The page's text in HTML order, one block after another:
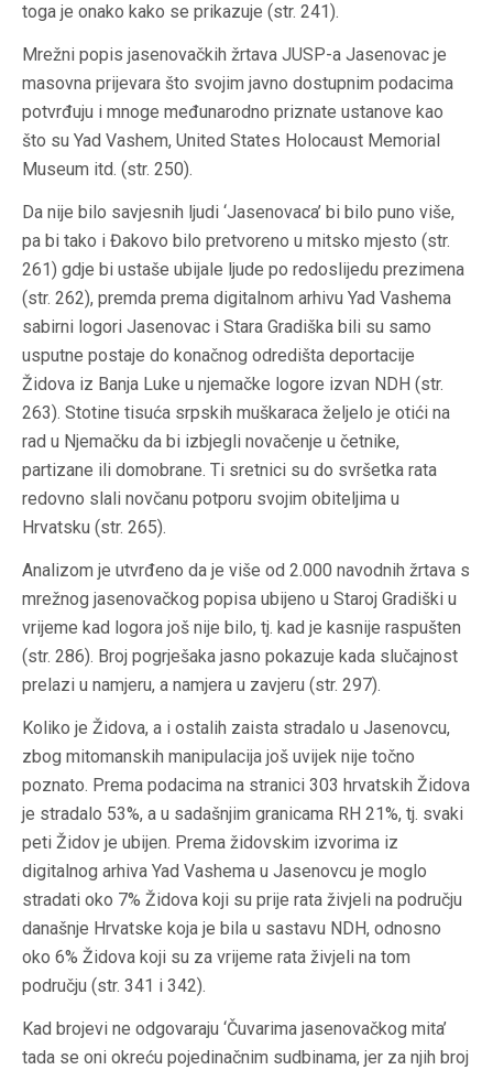
toga je onako kako se prikazuje (str. 241).
Mrežni popis jasenovačkih žrtava JUSP-a Jasenovac je
masovna prijevara što svojim javno dostupnim podacima
potvrđuju i mnoge međunarodno priznate ustanove kao
što su Yad Vashem, United States Holocaust Memorial
Museum itd. (str. 250).
Da nije bilo savjesnih ljudi ‘Jasenovaca’ bi bilo puno više,
pa bi tako i Đakovo bilo pretvoreno u mitsko mjesto (str.
261) gdje bi ustaše ubijale ljude po redoslijedu prezimena
(str. 262), premda prema digitalnom arhivu Yad Vashema
sabirni logori Jasenovac i Stara Gradiška bili su samo
usputne postaje do konačnog odredišta deportacije
Židova iz Banja Luke u njemačke logore izvan NDH (str.
263). Stotine tisuća srpskih muškaraca željelo je otići na
rad u Njemačku da bi izbjegli novačenje u četnike,
partizane ili domobrane. Ti sretnici su do svršetka rata
redovno slali novčanu potporu svojim obiteljima u
Hrvatsku (str. 265).
Analizom je utvrđeno da je više od 2.000 navodnih žrtava s
mrežnog jasenovačkog popisa ubijeno u Staroj Gradiški u
vrijeme kad logora još nije bilo, tj. kad je kasnije raspušten
(str. 286). Broj pogrješaka jasno pokazuje kada slučajnost
prelazi u namjeru, a namjera u zavjeru (str. 297).
Koliko je Židova, a i ostalih zaista stradalo u Jasenovcu,
zbog mitomanskih manipulacija još uvijek nije točno
poznato. Prema podacima na stranici 303 hrvatskih Židova
je stradalo 53%, a u sadašnjim granicama RH 21%, tj. svaki
peti Židov je ubijen. Prema židovskim izvorima iz
digitalnog arhiva Yad Vashema u Jasenovcu je moglo
stradati oko 7% Židova koji su prije rata živjeli na području
današnje Hrvatske koja je bila u sastavu NDH, odnosno
oko 6% Židova koji su za vrijeme rata živjeli na tom
području (str. 341 i 342).
Kad brojevi ne odgovaraju ‘Čuvarima jasenovačkog mita’
tada se oni okreću pojedinačnim sudbinama, jer za njih broj